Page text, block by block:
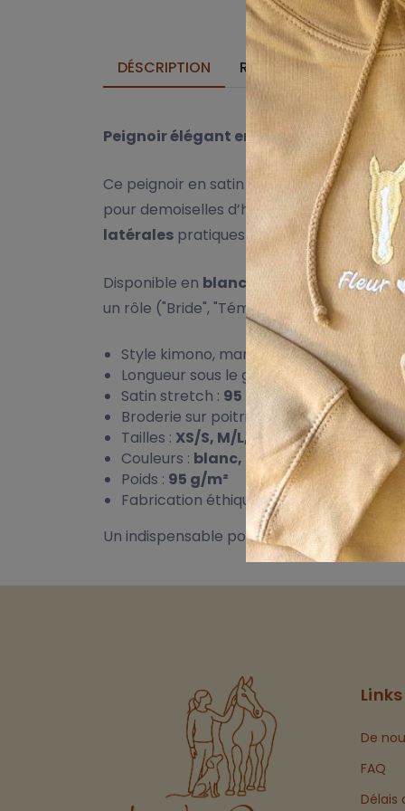
DÉSCRIPTION REMISES SUR QUANTITÉ
Peignoir élégant en satin stretch –
Ce peignoir en satin doux est un choix
pour demoiselles d’honneur, ou bridal
latérales pratiques ainsi qu’uneceinture
Disponible en blanc, rose bébé et noir, il
un rôle ("Bride", "Témoin", etc.) ou une
Style kimono, manches 3/4
Longueur sous le genou
Satin stretch : 95 % polyester / 5 %
Broderie sur poitrine et/ou dos
Tailles : XS/S, M/L, XL/XXL
Couleurs : blanc, rose pâle, noir
Poids : 95 g/m²
Fabrication éthique – Fair Working
Un indispensable pour une préparation
Links
De
FAQ
Délais